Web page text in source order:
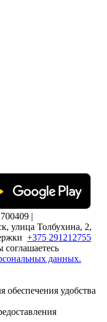
|
улица Толбухина, 2,
+375 291212755
соглашаетесь
данных.
обеспечения удобства